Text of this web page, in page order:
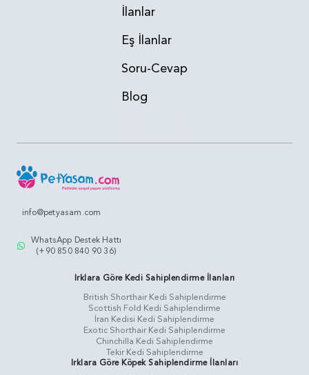
İlanlar
Eş İlanlar
Soru-Cevap
Blog
info@petyasam.com
WhatsApp Destek Hattı
(+90 850 840 90 36)
Irklara Göre Kedi Sahiplendirme İlanları
British Shorthair Kedi Sahiplendirme
Scottish Fold Kedi Sahiplendirme
İran Kedisi Kedi Sahiplendirme
Exotic Shorthair Kedi Sahiplendirme
Chinchilla Kedi Sahiplendirme
Tekir Kedi Sahiplendirme
Irklara Göre Köpek Sahiplendirme İlanları